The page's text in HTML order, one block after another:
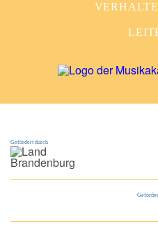
Gefördert durch